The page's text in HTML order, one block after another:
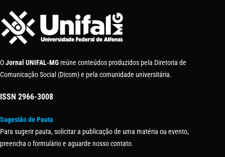
OJornal UNIFAL-MG reúne conteúdos produzidos pela Diretoria de
Comunicação Social (Dicom) e pela comunidade universitária.
ISSN 2966-3008
Sugestão de Pauta
Para sugerir pauta, solicitar a publicação de uma matéria ou evento,
preencha o formulário e aguarde nosso contato.